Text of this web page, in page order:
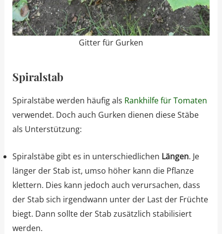
Gitter für Gurken
Spiralstab
Spiralstäbe werden häufig als Rankhilfe für Tomaten
verwendet. Doch auch Gurken dienen diese Stäbe
als Unterstützung:
Spiralstäbe gibt es in unterschiedlichen Längen. Je
länger der Stab ist, umso höher kann die Pflanze
klettern. Dies kann jedoch auch verursachen, dass
der Stab sich irgendwann unter der Last der Früchte
biegt. Dann sollte der Stab zusätzlich stabilisiert
werden.